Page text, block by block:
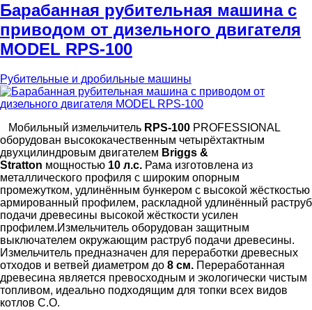
Барабанная рубительная машина с
приводом от дизельного двигателя
MODEL RPS-100
Рубительные и дробильные машины
Мобильный измельчитель RPS-100 PROFESSIONAL
оборудован высококачественным четырёхтактным
двухцилиндровым двигателем Briggs &
Stratton мощностью 10 л.с. Рама изготовлена из
металлического профиля с широким опорным
промежутком, удлинённым бункером с высокой жёсткостью
армированный профилем, раскладной удлинённый раструб
подачи древесины высокой жёсткости усилен
профилем.Измельчитель оборудован защитным
выключателем окружающим раструб подачи древесины.
Измельчитель предназначен для переработки древесных
отходов и ветвей диаметром до 8 см. Переработанная
древесина является превосходным и экологически чистым
топливом, идеально подходящим для топки всех видов
котлов С.О.